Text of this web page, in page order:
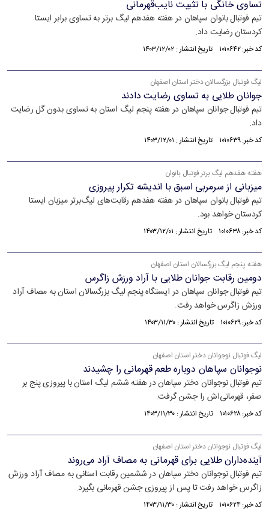
تساوی خانگی با تثبیت نایب‌قهرمانی
تیم فوتبال بانوان سپاهان در هفته هفدهم لیگ برتر به تساوی برابر ایستا
کردستان رضایت داد.
کد خبر: ۱۰۱۰۶۴۲ تاریخ انتشار : ۱۴۰۳/۱۲/۰۲
لیگ فوتبال بزرگسالان دختر استان اصفهان
جوانان طلایی به تساوی رضایت دادند
تیم فوتبال جوانان سپاهان در هفته پنجم لیگ استان به تساوی بدون گل رضایت
داد.
کد خبر: ۱۰۱۰۶۳۹ تاریخ انتشار : ۱۴۰۳/۱۲/۰۱
هفته هفدهم لیگ برتر فوتبال بانوان
میزبانی از سرمربی اسبق با اندیشه تکرار پیروزی
تیم فوتبال بانوان سپاهان در هفته هفدهم رقابت‌های لیگ‌برتر میزبان ایستا
کردستان خواهد بود.
کد خبر: ۱۰۱۰۶۳۸ تاریخ انتشار : ۱۴۰۳/۱۲/۰۱
هفته پنجم لیگ بزرگسالان استان اصفهان
دومین رقابت جوانان طلایی با آراد ورزش زاگرس
تیم فوتبال جوانان سپاهان در ایستگاه پنجم لیگ بزرگسالان استان به مصاف آراد
ورزش زاگرس خواهد رفت.
کد خبر: ۱۰۱۰۶۲۹ تاریخ انتشار : ۱۴۰۳/۱۱/۳۰
لیگ فوتبال نوجوانان دختر استان اصفهان
نوجوانان سپاهان دوباره طعم قهرمانی را چشیدند
تیم فوتبال نوجوانان دختر سپاهان در هفته ششم لیگ استان با پیروزی پنج بر
صفر، قهرمانی‌اش را جشن گرفت.
کد خبر: ۱۰۱۰۶۲۸ تاریخ انتشار : ۱۴۰۳/۱۱/۳۰
لیگ فوتبال نوجوانان دختر استان اصفهان
آینده‌داران طلایی برای قهرمانی به مصاف آراد می‌روند
تیم فوتبال نوجوانان دختر سپاهان در ششمین رقابت استانی به مصاف آراد ورزش
زاگرس خواهد رفت تا پس از پیروزی جشن قهرمانی بگیرد.
کد خبر: ۱۰۱۰۶۲۴ تاریخ انتشار : ۱۴۰۳/۱۱/۳۰